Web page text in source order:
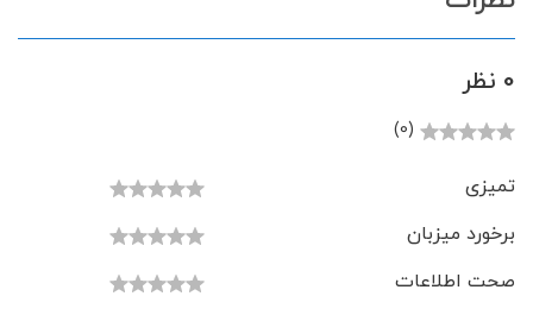
0 نظر
(0)
تمیزی
برخورد میزبان
صحت اطلاعات